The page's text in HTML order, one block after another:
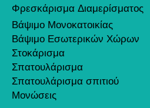
Φρεσκάρισμα Διαμερίσματος
Βάψιμο Μονοκατοικίας
Βάψιμο Εσωτερικών Χώρων
Στοκάρισμα
Σπατουλάρισμα
Σπατουλάρισμα σπιτιού
Μονώσεις